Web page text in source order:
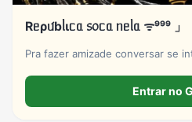
Rᥱρᥙ́bᥣιᥴᥲ ᥉᥆ᥴᥲ ᥒᥱᥣᥲ ᯤ⁹⁹⁹ 」
Pra fazer amizade conversar se
Entrar no